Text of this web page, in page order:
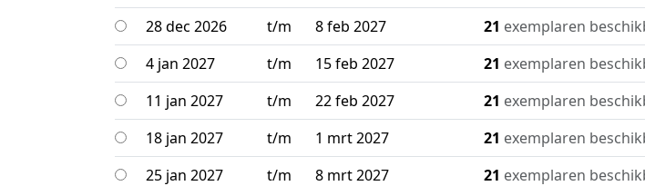
28 dec 2026
t/m 8 feb 2027 21 exemplaren
4 jan 2027
t/m 15 feb 2027 21 exemplaren
11 jan 2027
t/m 22 feb 2027 21 exemplaren
18 jan 2027
t/m 1 mrt 2027 21 exemplaren
25 jan 2027
t/m 8 mrt 2027 21 exemplaren